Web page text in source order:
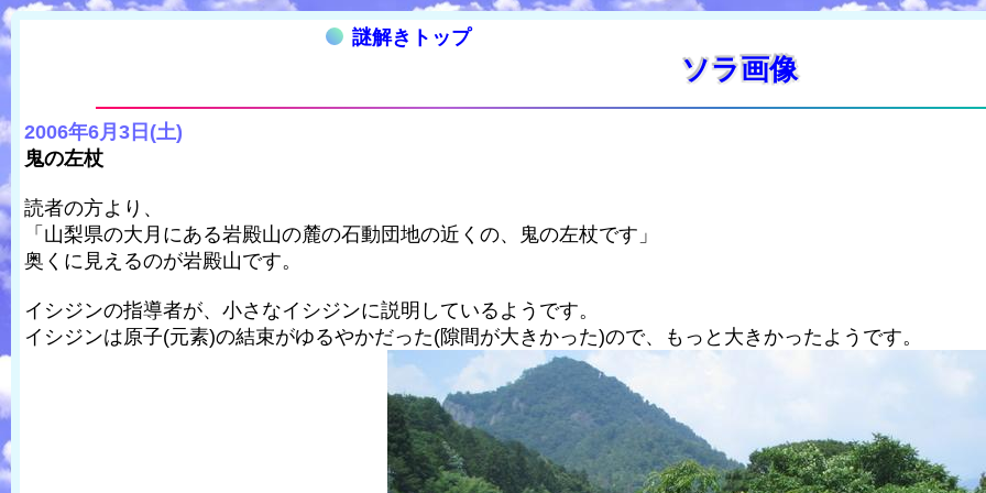
謎解きトップ
ソラ画像
2006年6月3日(土)
鬼の左杖
読者の方より、
「山梨県の大月にある岩殿山の麓の石動団地の近くの、鬼の左杖です」
奥くに見えるのが岩殿山です。
イシジンの指導者が、小さなイシジンに説明しているようです。
イシジンは原子(元素)の結束がゆるやかだった(隙間が大きかった)ので、もっと大きかったようです。